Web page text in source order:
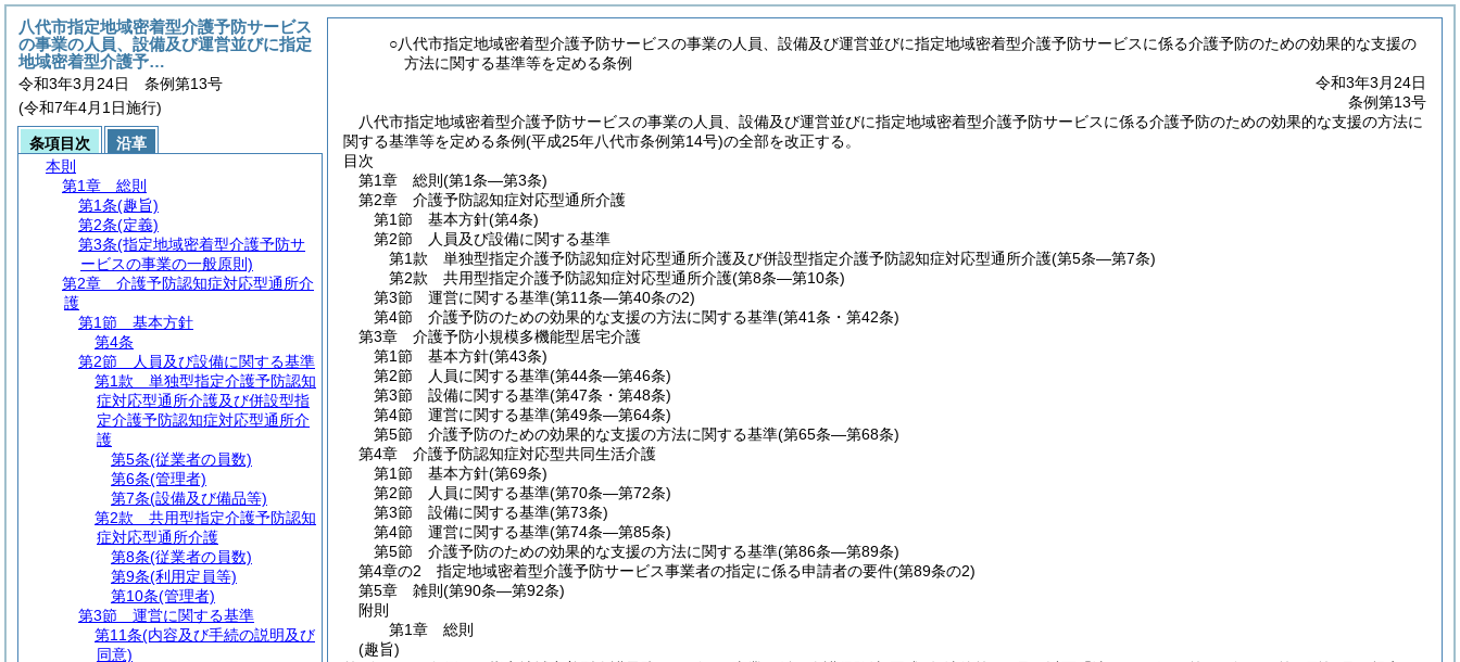
○八代市指定地域密着型介護予防サービスの事業の人員、設備及び運営並びに指定地域密着型介護予防サービスに係る介護予防のための効果的な支援の
方法に関する基準等を定める条例
令和3年3月24日
条例第13号
八代市指定地域密着型介護予防サービスの事業の人員、設備及び運営並びに指定地域密着型介護予防サービスに係る介護予防のための効果的な支援の方法に
関する基準等を定める条例(平成25年八代市条例第14号)の全部を改正する。
目次
第1章
総則 (第1条―第3条)
第2章
介護予防認知症対応型通所介護
第1節
基本方針(第4条)
第2節
人員及び設備に関する基準
第1款
単独型指定介護予防認知症対応型通所介護及び併設型指定介護予防認知症対応型通所介護(第5条―第7条)
第2款
共用型指定介護予防認知症対応型通所介護(第8条―第10条)
第3節
運営に関する基準(第11条―第40条の2)
第4節
介護予防のための効果的な支援の方法に関する基準(第41条・第42条)
第3章
介護予防小規模多機能型居宅介護
第1節
基本方針(第43条)
第2節
人員に関する基準(第44条―第46条)
第3節
設備に関する基準(第47条・第48条)
第4節
運営に関する基準(第49条―第64条)
第5節
介護予防のための効果的な支援の方法に関する基準(第65条―第68条)
第4章
介護予防認知症対応型共同生活介護
第1節
基本方針(第69条)
第2節
人員に関する基準(第70条―第72条)
第3節
設備に関する基準(第73条)
第4節
運営に関する基準(第74条―第85条)
第5節
介護予防のための効果的な支援の方法に関する基準(第86条―第89条)
第4章の2
指定地域密着型介護予防サービス事業者の指定に係る申請者の要件(第89条の2)
第5章
雑則 (第90条―第92条)
附則
第1章
総則
(趣旨)
八代市指定地域密着型介護予防サービス
の事業の人員、設備及び運営並びに指定
地域密着型介護予…
令和3年3月24日 条例第13号
(令和7年4月1日施行)
条項目次
沿革
本則
第1章
総則
第1条(趣旨)
第2条(定義)
第3条(指定地域密着型介護予防サ
ービスの事業の一般原則)
第2章
介護予防認知症対応型通所介
護
第1節
基本方針
第4条
第2節
人員及び設備に関する基準
第1款
単独型指定介護予防認知
症対応型通所介護及び併設型指
定介護予防認知症対応型通所介
護
第5条(従業者の員数)
第6条(管理者)
第7条(設備及び備品等)
第2款
共用型指定介護予防認知
症対応型通所介護
第8条(従業者の員数)
第9条(利用定員等)
第10条(管理者)
第3節
運営に関する基準
第11条(内容及び手続の説明及び
同意)